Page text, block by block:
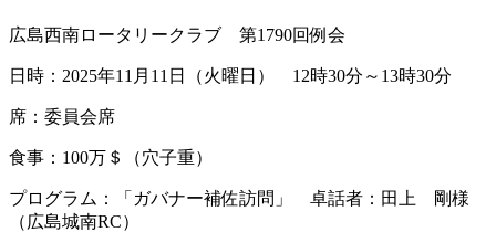
広島西南ロータリークラブ 第1790回例会
日時：2025年11月11日（火曜日） 12時30分～13時30分
席：委員会席
食事：100万＄（穴子重）
プログラム：「ガバナー補佐訪問」 卓話者：田上 剛様
（広島城南RC）